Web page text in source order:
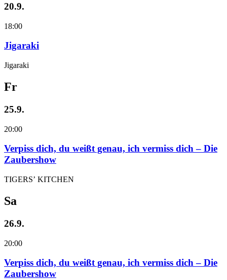
20.9.
18:00
Jigaraki
Jigaraki
Fr
25.9.
20:00
Verpiss dich, du weißt genau, ich vermiss dich – Die
Zaubershow
TIGERS’ KITCHEN
Sa
26.9.
20:00
Verpiss dich, du weißt genau, ich vermiss dich – Die
Zaubershow